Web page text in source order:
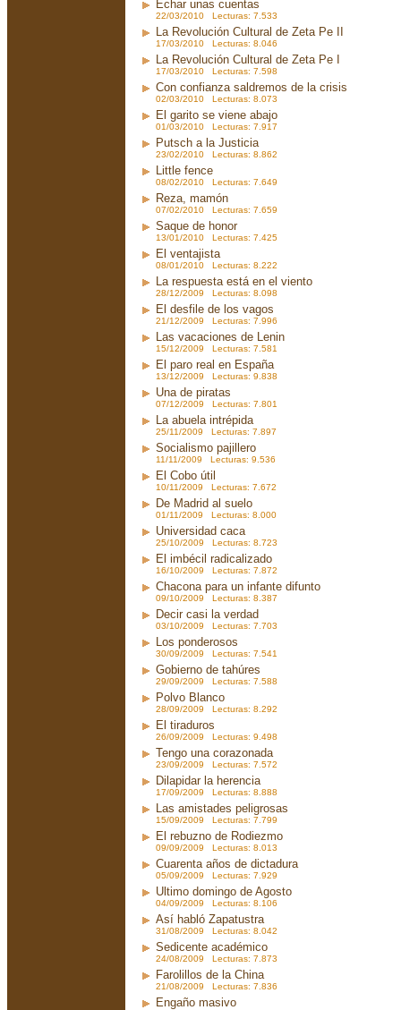
Echar unas cuentas
22/03/2010 Lecturas: 7.533
La Revolución Cultural de Zeta Pe II
17/03/2010 Lecturas: 8.046
La Revolución Cultural de Zeta Pe I
17/03/2010 Lecturas: 7.598
Con confianza saldremos de la crisis
02/03/2010 Lecturas: 8.073
El garito se viene abajo
01/03/2010 Lecturas: 7.917
Putsch a la Justicia
23/02/2010 Lecturas: 8.862
Little fence
08/02/2010 Lecturas: 7.649
Reza, mamón
07/02/2010 Lecturas: 7.659
Saque de honor
13/01/2010 Lecturas: 7.425
El ventajista
08/01/2010 Lecturas: 8.222
La respuesta está en el viento
28/12/2009 Lecturas: 8.098
El desfile de los vagos
21/12/2009 Lecturas: 7.996
Las vacaciones de Lenin
15/12/2009 Lecturas: 7.581
El paro real en España
13/12/2009 Lecturas: 9.838
Una de piratas
07/12/2009 Lecturas: 7.801
La abuela intrépida
25/11/2009 Lecturas: 7.897
Socialismo pajillero
11/11/2009 Lecturas: 9.536
El Cobo útil
10/11/2009 Lecturas: 7.672
De Madrid al suelo
01/11/2009 Lecturas: 8.000
Universidad caca
25/10/2009 Lecturas: 8.723
El imbécil radicalizado
16/10/2009 Lecturas: 7.872
Chacona para un infante difunto
09/10/2009 Lecturas: 8.387
Decir casi la verdad
03/10/2009 Lecturas: 7.703
Los ponderosos
30/09/2009 Lecturas: 7.541
Gobierno de tahúres
29/09/2009 Lecturas: 7.588
Polvo Blanco
28/09/2009 Lecturas: 8.292
El tiraduros
26/09/2009 Lecturas: 9.498
Tengo una corazonada
23/09/2009 Lecturas: 7.572
Dilapidar la herencia
17/09/2009 Lecturas: 8.888
Las amistades peligrosas
15/09/2009 Lecturas: 7.799
El rebuzno de Rodiezmo
09/09/2009 Lecturas: 8.013
Cuarenta años de dictadura
05/09/2009 Lecturas: 7.929
Ultimo domingo de Agosto
04/09/2009 Lecturas: 8.106
Así habló Zapatustra
31/08/2009 Lecturas: 8.042
Sedicente académico
24/08/2009 Lecturas: 7.873
Farolillos de la China
21/08/2009 Lecturas: 7.836
Engaño masivo